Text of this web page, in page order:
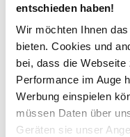
entschieden haben!
Wir möchten Ihnen
bieten. Cookies und
bei, dass die
Performance im Auge
Werbung einspielen
müssen Daten über
Geräten sie unser
Herren Weste "Valentin"
34,99 € 49,95 €
HERO by John Medoox
Herren Outdoor-Jacke